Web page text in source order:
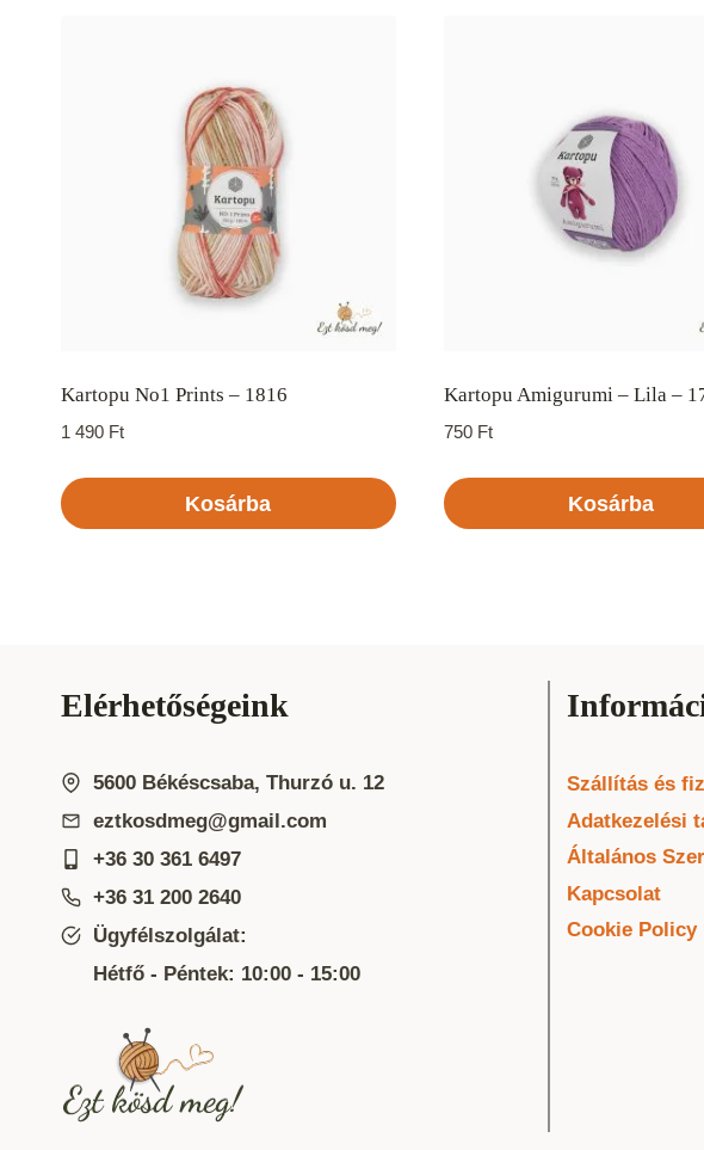
Kartopu No1 Prints – 1816
1 490 Ft
Kosárba
Kartopu Amigurumi – Lila –
750 Ft
Kosárba
Elérhetőségeink
5600 Békéscsaba, Thurzó u. 12
eztkosdmeg@gmail.com
+36 30 361 6497
+36 31 200 2640
Ügyfélszolgálat:
Hétfő - Péntek: 10:00 - 15:00
Szállítás és
Adatkezelési
Általános
Kapcsolat
Cookie Policy